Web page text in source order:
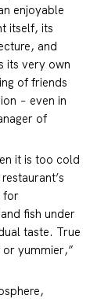
enjoyable
itself, its
and
its very own
of friends
− even in
of
it is too cold
for
fish under
taste. True
yummier,”